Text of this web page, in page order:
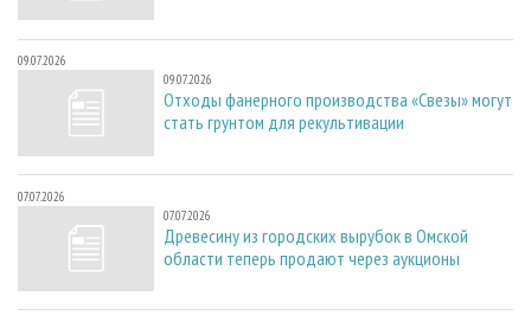
09.07.2026
09.07.2026
Отходы фанерного производства «Свезы» могут
стать грунтом для рекультивации
07.07.2026
07.07.2026
Древесину из городских вырубок в Омской
области теперь продают через аукционы